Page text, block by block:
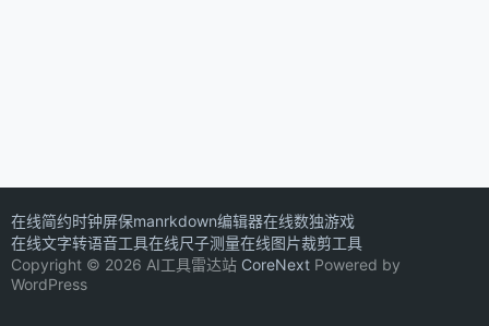
在线简约时钟屏保manrkdown编辑器在线数独游戏
在线文字转语音工具在线尺子测量在线图片裁剪工具
Copyright © 2026 AI工具雷达站 CoreNext Powered by
WordPress